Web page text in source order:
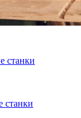
станки
станки